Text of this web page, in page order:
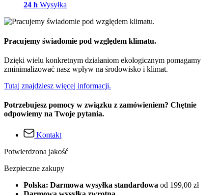
24 h Wysyłka
Pracujemy świadomie pod względem klimatu.
Dzięki wielu konkretnym działaniom ekologicznym pomagamy
zminimalizować nasz wpływ na środowisko i klimat.
Tutaj znajdziesz więcej informacji.
Potrzebujesz pomocy w związku z zamówieniem? Chętnie
odpowiemy na Twoje pytania.
Kontakt
Potwierdzona jakość
Bezpieczne zakupy
Polska: Darmowa wysyłka standardowa od 199,00 zł